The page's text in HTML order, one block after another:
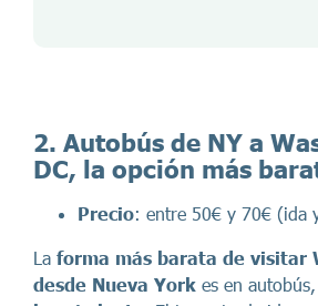
2. Autobús de NY a
DC, la opción más
Precio: entre 50€ y 70€ (ida
La forma más barata de visitar
desde Nueva York es en